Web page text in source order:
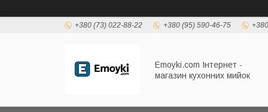
+380 (73) 022-88-22 +380 (95) 590-46-75
Emoyki.com Інтернет -
магазин кухонних мийок